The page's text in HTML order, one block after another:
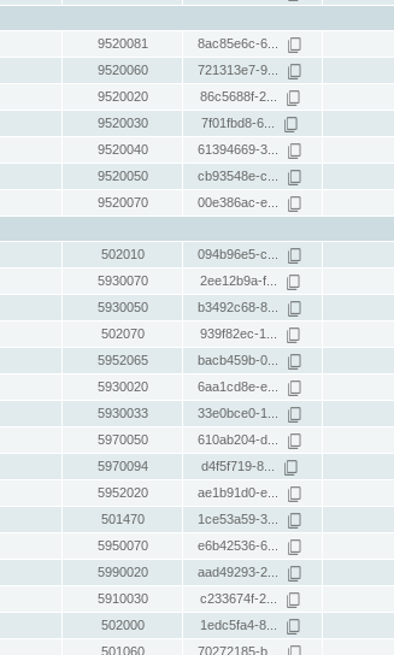
9520081 8ac85e6c-6...
9520060 721313e7-9...
9520020 86c5688f-2...
9520030 7f01fbd8-6...
9520040 61394669-3...
9520050 cb93548e-c...
9520070 00e386ac-e...
502010 094b96e5-c...
5930070 2ee12b9a-f...
5930050 b3492c68-8...
502070 939f82ec-1...
5952065 bacb459b-0...
5930020 6aa1cd8e-e...
5930033 33e0bce0-1...
5970050 610ab204-d...
5970094 d4f5f719-8...
5952020 ae1b91d0-e...
501470 1ce53a59-3...
5950070 e6b42536-6...
5990020 aad49293-2...
5910030 c233674f-2...
502000 1edc5fa4-8...
501060 70272185-b...